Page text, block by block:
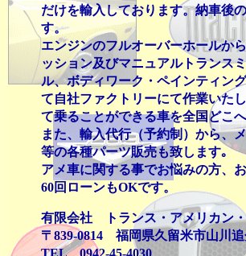
だけを輸入しております。納車後
す。
エンジンのフルオーバーホールか
ッション及びマニュアルトランス
ル、ボディワーク・ペインティン
て自社ファクトリーにて作業いた
て乗ることができる車を全国どこ
また、輸入代行（予約制）から、
等の各種パーツ販売も致します｡
アメ車に関する事でお悩みの方、
60回ローンもOKです。
有限会社 トランス・アメリカン
〒839-0814 福岡県久留米市山川追
TEL 0942-45-4030